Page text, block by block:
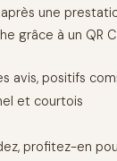
une
grâce à un QR
avis, positifs
et courtois
profitez-en